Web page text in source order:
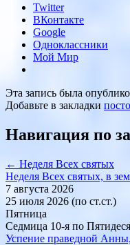
Twitter
ВКонтакте
Google
Одноклассники
Мой Мир
Эта запись была
Добавьте в закладки
Навигация по
← Неделя Всех святых
Неделя Всех святых, в
7 августа 2026
25 июля 2026 (по ст.ст.)
Пятница
Седмица 10-я по
Успение праведной